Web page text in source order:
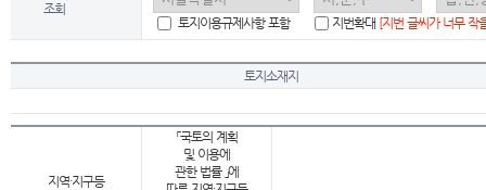
조회
토지이용규제사항 포함
지번확대 [지번 글씨가 너무 작
토지소재지
지역·지구등
「국토의 계획
및 이용에
관한 법률 」에